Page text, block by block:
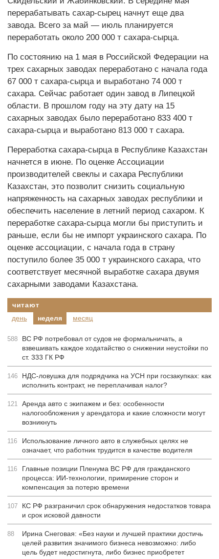
перерабатывать сахар-сырец начнут еще два
завода. Всего за май — июль планируется
переработать около 200 000 т сахара-сырца.
По состоянию на 1 мая в Российской Федерации на
трех сахарных заводах переработано с начала года
67 000 т сахара-сырца и выработано 74 000 т
сахара. Сейчас работает один завод в Липецкой
области. В прошлом году на эту дату на 15
сахарных заводах было переработано 833 400 т
сахара-сырца и выработано 813 000 т сахара.
Переработка сахара-сырца в Республике Казахстан
начнется в июне. По оценке Ассоциации
производителей свеклы и сахара Республики
Казахстан, это позволит снизить социальную
напряженность на сахарных заводах республики и
обеспечить население в летний период сахаром. К
переработке сахара-сырца могли бы приступить и
раньше, если бы не импорт украинского сахара. По
оценке ассоциации, с начала года в страну
поступило более 35 000 т украинского сахара, что
соответствует месячной выработке сахара двумя
сахарными заводами Казахстана.
читают
день
неделя месяц
588
ВС РФ потребовал от судов не формальничать, а
взвешивать каждое ходатайство о снижении неустойки по
ст. 333 ГК РФ
146
НДС-ловушка для подрядчика на УСН при госзакупках: как
исполнить контракт, не переплачивая налог?
121 Аренда авто с экипажем и без: особенности
налогообложения у арендатора и какие сложности могут
возникнуть
116
Использование личного авто в служебных целях не
означает, что работник трудится в качестве водителя
116
Главные позиции Пленума ВС РФ для гражданского
процесса: ИИ-технологии, примирение сторон и
компенсация за потерю времени
107
КС РФ разграничил срок обнаружения недостатков товара
и срок исковой давности
88
Ирина Снеговая: «Без науки и лучшей практики достичь
целей развития значимого бизнеса невозможно: либо
цель будет недостигнута, либо бизнес приобретет